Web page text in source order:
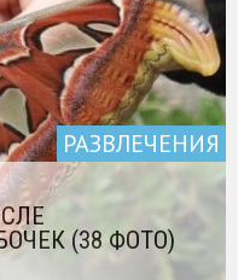
РАЗВЛЕЧЕНИЯ
(38 ФОТО)